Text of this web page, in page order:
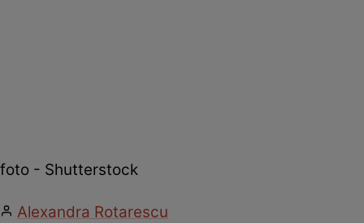
foto - Shutterstock
Alexandra Rotarescu